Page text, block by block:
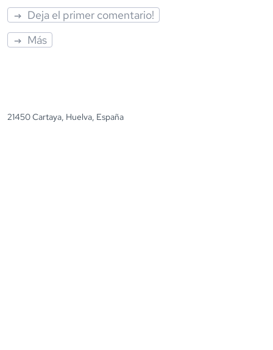
Deja el primer comentario!
Más
21450 Cartaya, Huelva, España